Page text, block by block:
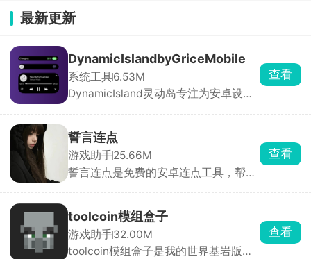
最新更新
DynamicIslandbyGriceMobile
系统工具6.53M
DynamicIsland灵动岛专注为安卓设备
动岛的尺寸、位置、圆角、透明度，到
组件样式、通知动效、配色主题、交互
逻辑均可自由调节，用户可根据机型与
审美打造独一无二的桌面形态。
查看
誓言连点
游戏助手25.66M
誓言连点是免费的安卓连点工具，帮你
制一整套手势循环回放。参数可以自由
调整，间隔能设到毫秒，还带随机偏移
和抖动，更像真人操作，不容易被检
测。
查看
toolcoin模组盒子
游戏助手32.00M
toolcoin模组盒子是我的世界基岩版模
查看